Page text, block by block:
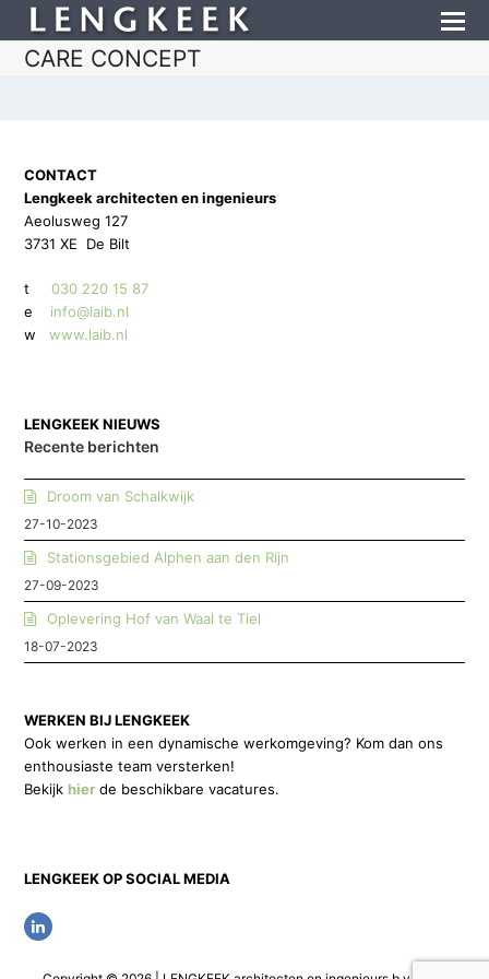
CARE CONCEPT
CONTACT
Lengkeek architecten en ingenieurs
Aeolusweg 127
3731 XE De Bilt
t030 220 15 87
e info@laib.nl
w
www.laib.nl
LENGKEEK NIEUWS
Recente berichten
Droom van Schalkwijk
27-10-2023
Stationsgebied Alphen aan den Rijn
27-09-2023
Oplevering Hof van Waal te Tiel
18-07-2023
WERKEN BIJ LENGKEEK
Ook werken in een dynamische werkomgeving? Kom dan ons
enthousiaste team versterken!
Bekijkhier de beschikbare vacatures.
LENGKEEK OP SOCIAL MEDIA
L